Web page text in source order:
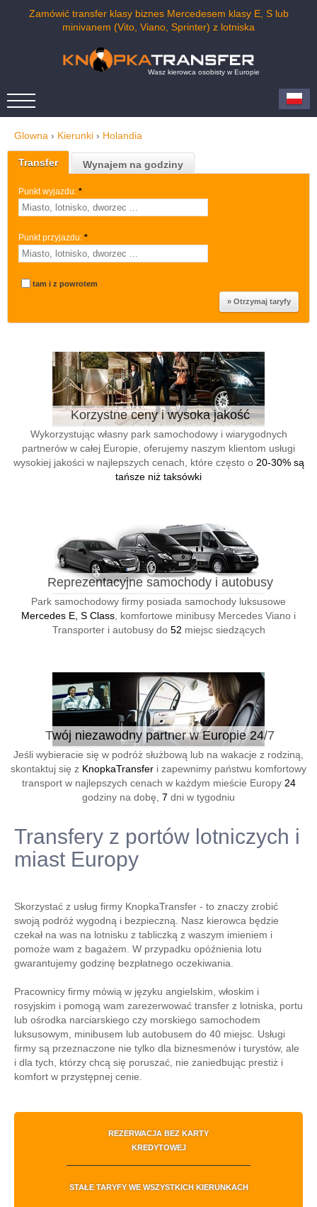
Zamówić transfer klasy biznes Mercedesem klasy E, S lub
minivanem (Vito, Viano, Sprinter) z lotniska
Wasz kierowca osobisty w Europie
Glowna › Kierunki › Holandia
Transfer Wynajem na godziny
Punkt wyjazdu: *
Punkt przyjazdu: *
tam i z powrotem
Korzystne ceny i wysoka jakość
Wykorzystując własny park samochodowy i wiarygodnych
partnerów w całej Europie, oferujemy naszym klientom usługi
wysokiej jakości w najlepszych cenach, które często o 20-30% są
tańsze niż taksówki
Reprezentacyjne samochody i autobusy
Park samochodowy firmy posiada samochody luksusowe
Mercedes E, S Class , komfortowe minibusy Mercedes Viano i
Transporter i autobusy do 52 miejsc siedzących
Twój niezawodny partner w Europie 24/7
Jeśli wybieracie się w podróż służbową lub na wakacje z rodziną,
skontaktuj się z KnopkaTransfer i zapewnimy państwu komfortowy
transport w najlepszych cenach w każdym mieście Europy 24
godziny na dobę, 7 dni w tygodniu
Transfery z portów lotniczych i
miast Europy
Skorzystać z usług firmy KnopkaTransfer - to znaczy zrobić
swoją podróż wygodną i bezpieczną. Nasz kierowca będzie
czekał na was na lotnisku z tabliczką z waszym imieniem i
pomoże wam z bagażem. W przypadku opóźnienia lotu
gwarantujemy godzinę bezpłatnego oczekiwania.
Pracownicy firmy mówią w języku angielskim, włoskim i
rosyjskim i pomogą wam zarezerwować transfer z lotniska, portu
lub ośrodka narciarskiego czy morskiego samochodem
luksusowym, minibusem lub autobusem do 40 miejsc. Usługi
firmy są przeznaczone nie tylko dla biznesmenów i turystów, ale
i dla tych, którzy chcą się poruszać, nie zaniedbując prestiż i
komfort w przystępnej cenie.
REZERWACJA BEZ KARTY
KREDYTOWEJ
STAŁE TARYFY WE WSZYSTKICH KIERUNKACH